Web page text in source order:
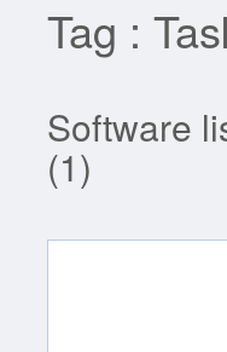
Tag :
Software
(1)